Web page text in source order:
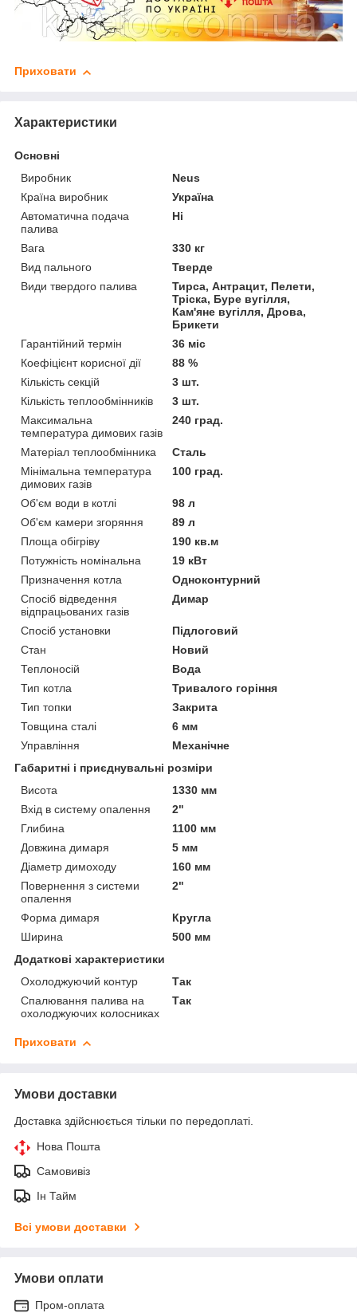
Приховати
Характеристики
Основні
Виробник
Neus
Країна виробник
Україна
Автоматична подача
палива
Ні
Вага
330 кг
Вид пального
Тверде
Види твердого палива
Тирса, Антрацит, Пелети,
Тріска, Буре вугілля,
Кам'яне вугілля, Дрова,
Брикети
Гарантійний термін
36 міс
Коефіцієнт корисної дії
88 %
Кількість секцій
3 шт.
Кількість теплообмінників
3 шт.
Максимальна
температура димових газів
240 град.
Матеріал теплообмінника
Сталь
Мінімальна температура
димових газів
100 град.
Об'єм води в котлі
98 л
Об'єм камери згоряння
89 л
Площа обігріву
190 кв.м
Потужність номінальна
19 кВт
Призначення котла
Одноконтурний
Спосіб відведення
відпрацьованих газів
Димар
Спосіб установки
Підлоговий
Стан
Новий
Теплоносій
Вода
Тип котла
Тривалого горіння
Тип топки
Закрита
Товщина сталі
6 мм
Управління
Механічне
Габаритні і приєднувальні розміри
Висота
1330 мм
Вхід в систему опалення
2"
Глибина
1100 мм
Довжина димаря
5 мм
Діаметр димоходу
160 мм
Повернення з системи
опалення
2"
Форма димаря
Кругла
Ширина
500 мм
Додаткові характеристики
Охолоджуючий контур
Так
Спалювання палива на
охолоджуючих колосниках
Так
Приховати
Умови доставки
Доставка здійснюється тільки по передоплаті.
Нова Пошта
Самовивіз
Ін Тайм
Всі умови доставки
Умови оплати
Пром-оплата